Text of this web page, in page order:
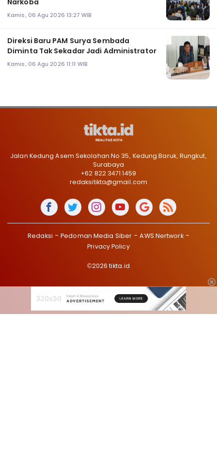
Narkoba
Kamis, 06 Agu 2026 13:27 WIB
Direksi Baru PAM Surya Sembada
Diminta Tak Sekadar Jadi Administrator
Kamis, 06 Agu 2026 11:11 WIB
Jalan Kedung Asem Sekolahan No 35, Kedung Baruk, Rungkut,
Surabaya
+62 822 3471 1459
redaksitikta@gmail.com
Redaksi Pedoman Media Siber
AWS Nertwork
Privacy Policy
©2026 tikta.id